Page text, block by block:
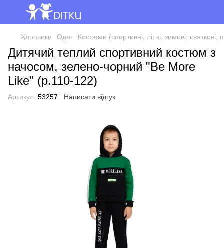
Хлопчики Одяг Костюми (спортивні, літні, зимові, святкові,
Дитячий теплий спортивний костюм з
начосом, зелено-чорний "Be More
Like" (р.110-122)
Артикул: 53257 Написати відгук